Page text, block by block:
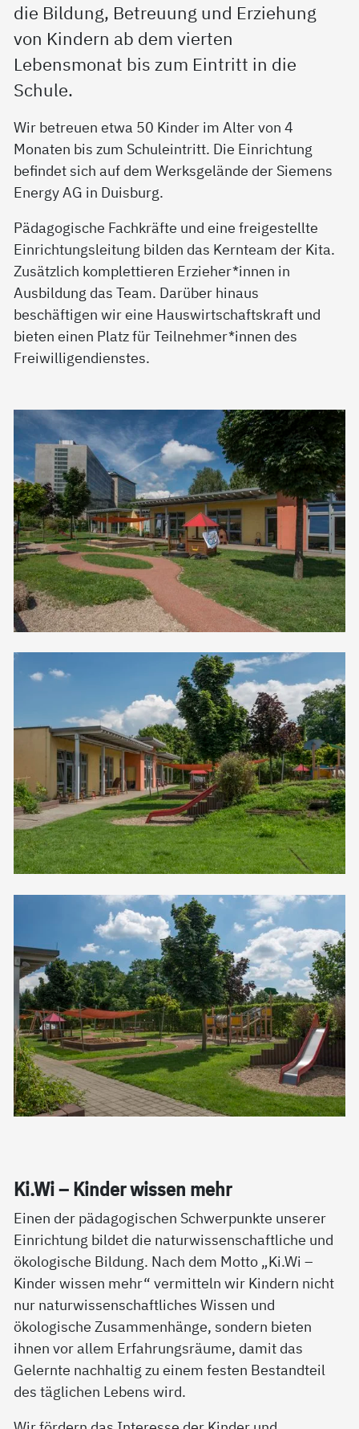
die Bildung, Betreuung und Erziehung
von Kindern ab dem vierten
Lebensmonat bis zum Eintritt in die
Schule.
Wir betreuen etwa 50 Kinder im Alter von 4
Monaten bis zum Schuleintritt. Die Einrichtung
befindet sich auf dem Werksgelände der Siemens
Energy AG in Duisburg.
Pädagogische Fachkräfte und eine freigestellte
Einrichtungsleitung bilden das Kernteam der Kita.
Zusätzlich komplettieren Erzieher*innen in
Ausbildung das Team. Darüber hinaus
beschäftigen wir eine Hauswirtschaftskraft und
bieten einen Platz für Teilnehmer*innen des
Freiwilligendienstes.
Ki.Wi – Kin­der wis­sen mehr
Einen der pädagogischen Schwerpunkte unserer
Einrichtung bildet die naturwissenschaftliche und
ökologische Bildung. Nach dem Motto „Ki.Wi –
Kinder wissen mehr“ vermitteln wir Kindern nicht
nur naturwissenschaftliches Wissen und
ökologische Zusammenhänge, sondern bieten
ihnen vor allem Erfahrungsräume, damit das
Gelernte nachhaltig zu einem festen Bestandteil
des täglichen Lebens wird.